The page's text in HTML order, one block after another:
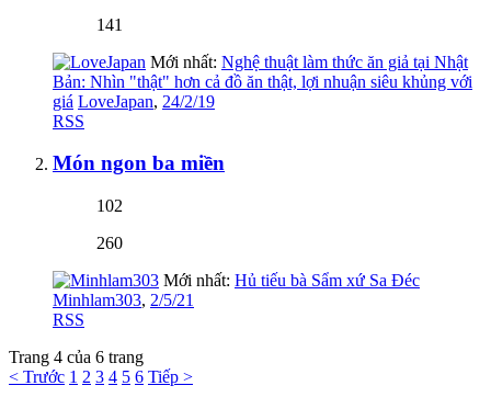
141
Mới nhất: Nghệ thuật làm thức ăn giả tại Nhật
Bản: Nhìn "thật" hơn cả đồ ăn thật, lợi nhuận siêu khủng với
giá LoveJapan, 24/2/19
RSS
Món ngon ba miền
102
260
Mới nhất: Hủ tiếu bà Sẩm xứ Sa Đéc
Minhlam303, 2/5/21
RSS
Trang 4 của 6 trang
< Trước 1 2 3 4 5 6 Tiếp >